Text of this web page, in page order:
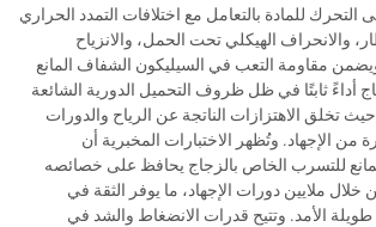
للمادة بالتعامل مع اختلافات التمدد الحراري
والانحراف الهيكلي تحت الحمل، والانزياح
مقاومة التعب في السيليكون الشفاف المانع
أداءً ثابتًا في ظل ظروف التحميل الدورية الشائعة
تخلق الاهتزازات الناتجة عن الرياح والدورات
من الإجهاد. وتُظهر الاختبارات المخبرية أن
للتسرب الخاص بالزجاج يحافظ على خصائصه
خلال ملايين دورات الإجهاد، ما يوفر الثقة في
طويلة الأمد. وتتيح قدرات الانضغاط والشد في